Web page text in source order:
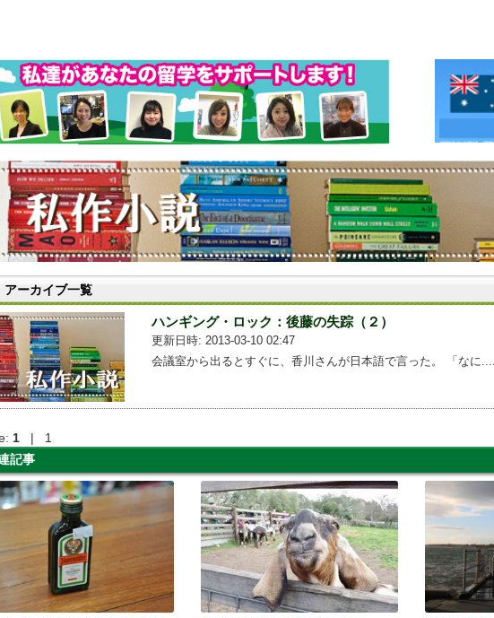
アーカイブ一覧
ハンギング・ロック：後藤の失踪（２）
更新日時: 2013-03-10 02:47
会議室から出るとすぐに、香川さんが日本語で言った。 「なに.....
1 | 1
記事